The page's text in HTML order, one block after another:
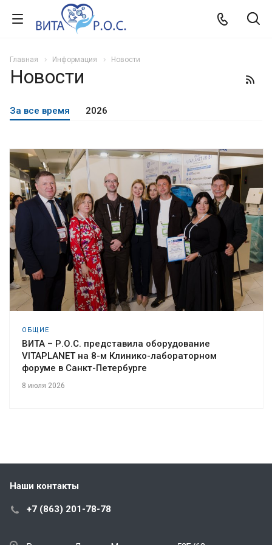
Главная Информация Новости
Новости
За все время 2026
ОБЩИЕ
ВИТА – Р.О.С. представила оборудование
VITAPLANET на 8-м Клинико-лабораторном
форуме в Санкт-Петербурге
8 июля 2026
Наши контакты
+7 (863) 201-78-78